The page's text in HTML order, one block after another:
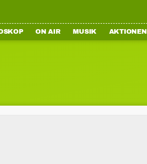
ON AIR MUSIK AKTIONEN